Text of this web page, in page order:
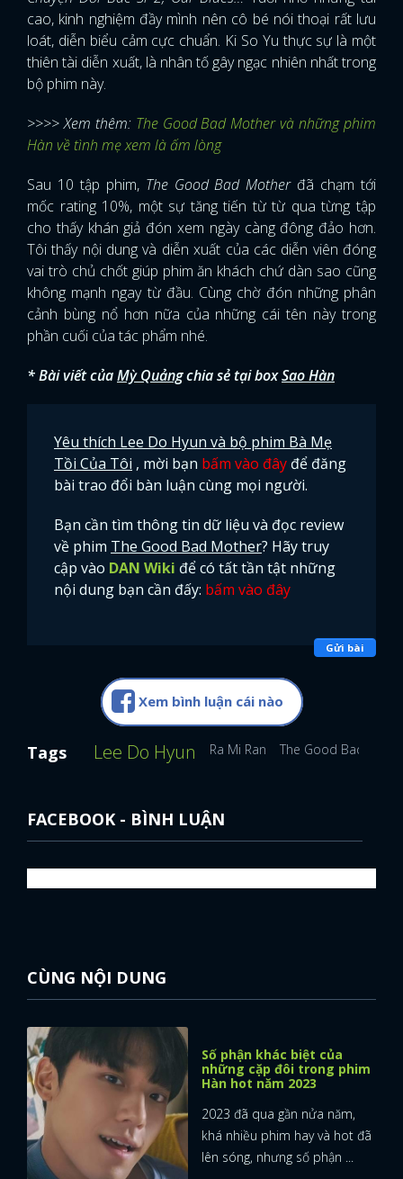
FACEBOOK GOOGLE
cao, kinh nghiệm đầy mình nên cô bé nói thoại rất lưu
loát, diễn biểu cảm cực chuẩn. Ki So Yu thực sự là một
thiên tài diễn xuất, là nhân tố gây ngạc nhiên nhất trong
bộ phim này.
>>>> Xem thêm: The Good Bad Mother và những phim
Hàn về tình mẹ xem là ấm lòng
Sau 10 tập phim, The Good Bad Motherđã chạm tới
mốc rating 10%, một sự tăng tiến từ từ qua từng tập
cho thấy khán giả đón xem ngày càng đông đảo hơn.
Tôi thấy nội dung và diễn xuất của các diễn viên đóng
vai trò chủ chốt giúp phim ăn khách chứ dàn sao cũng
không mạnh ngay từ đầu. Cùng chờ đón những phân
cảnh bùng nổ hơn nữa của những cái tên này trong
phần cuối của tác phẩm nhé.
* Bài viết củaMỳ Quảngchia sẻ tại boxSao Hàn
Yêu thích Lee Do Hyun và bộ phim Bà Mẹ
Tồi Của Tôi , mời bạn bấm vào đây để đăng
bài trao đổi bàn luận cùng mọi người.
Bạn cần tìm thông tin dữ liệu và đọc review
về phim The Good Bad Mother? Hãy truy
cập vào DAN Wiki để có tất tần tật những
nội dung bạn cần đấy: bấm vào đây
Gửi bài
Xem bình luận cái nào
Tags Lee Do Hyun Ra Mi Ran The Good Bad
FACEBOOK - BÌNH LUẬN
CÙNG NỘI DUNG
Số phận khác biệt của
những cặp đôi trong phim
Hàn hot năm 2023
2023 đã qua gần nửa năm,
khá nhiều phim hay và hot đã
lên sóng, nhưng số phận ...